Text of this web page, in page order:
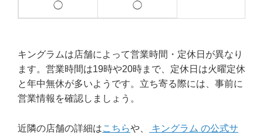
◯ ◯
キングラムは店舗によって営業時間・定休日が異なり
ます。営業時間は19時や20時まで、定休日は火曜定休
と年中無休が多いようです。立ち寄る際には、事前に
営業情報を確認しましょう。
近隣の店舗の詳細はこちらや、
キングラム の公式サ